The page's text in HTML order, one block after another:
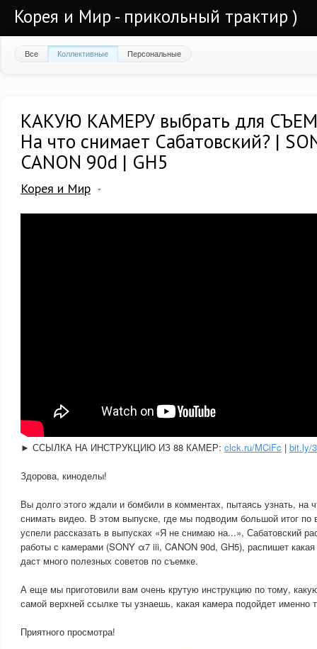
Корея и Мир - прикольный трактир )
Все Коллективные Персональные
КАКУЮ КАМЕРУ выбрать для
На что снимает Сабатовский? |
CANON 90d | GH5
Корея и Мир
► ССЫЛКА НА ИНСТРУКЦИЮ ИЗ 88 КАМЕР: clck.ru/MCiFc | bit.ly/
Здорова, киноделы!
Вы долго этого ждали и бомбили в комментах, пытаясь узнать, на
снимать видео. В этом выпуске, где мы подводим большой итог по
успели рассказать в выпусках «Я не снимаю на...», Сабатовский
работы с камерами (SONY α7 iii, CANON 90d, GH5), распишет
даст много полезных советов по съемке.
А еще мы приготовили вам очень крутую инструкцию по тому,
самой верхней ссылке ты узнаешь, какая камера подойдет именно
Приятного просмотра!